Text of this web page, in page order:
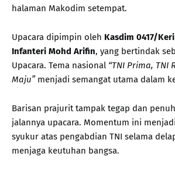
halaman Makodim setempat.
Upacara dipimpin oleh Kasdim 0417/
Infanteri Mohd Arifin, yang bertindak
Upacara. Tema nasional “TNI Prima, TNI
Maju”menjadi semangat utama dalam
Barisan prajurit tampak tegap dan
jalannya upacara. Momentum ini
syukur atas pengabdian TNI selama
menjaga keutuhan bangsa.